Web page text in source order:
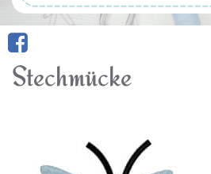
Stechmücke